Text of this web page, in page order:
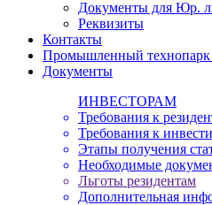
Документы для Юр.
Реквизиты
Контакты
Промышленный
Документы
ИНВЕСТОРАМ
Требования к
Требования к
Этапы получения
Необходимые
Льготы резидентам
Дополнительная